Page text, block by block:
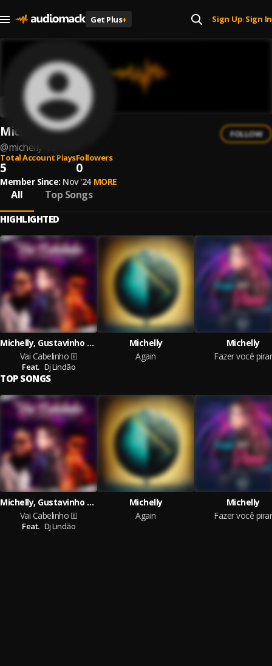
Get Plus+ Sign Up| Sign In
Michelly
@michelly-16
FOLLOW
Total Account Plays
5
Followers
0
Member Since: Nov '24 MORE
All Top Songs
HIGHLIGHTED
Michelly, Gustavinho o Mago, Dj Lindão
Vai Cabelinho
Feat. Dj Lindão
Michelly
Again
Michelly
Fazer você pirar
TOP SONGS
Michelly, Gustavinho o Mago, Dj Lindão
Vai Cabelinho
Feat. Dj Lindão
Michelly
Again
Michelly
Fazer você pirar